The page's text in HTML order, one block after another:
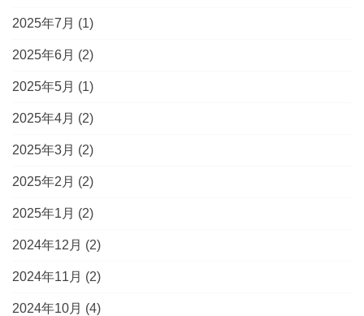
2025年7月 (1)
2025年6月 (2)
2025年5月 (1)
2025年4月 (2)
2025年3月 (2)
2025年2月 (2)
2025年1月 (2)
2024年12月 (2)
2024年11月 (2)
2024年10月 (4)